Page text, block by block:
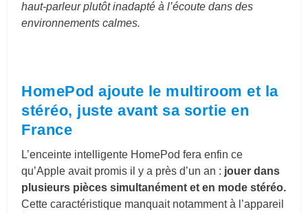
haut-parleur plutôt inadapté à l’écoute dans des
environnements calmes.
HomePod ajoute le multiroom et la
stéréo, juste avant sa sortie en
France
L’enceinte intelligente HomePod fera enfin ce
qu’Apple avait promis il y a près d’un an : jouer dans
plusieurs pièces simultanément et en mode stéréo.
Cette caractéristique manquait notamment à l’appareil